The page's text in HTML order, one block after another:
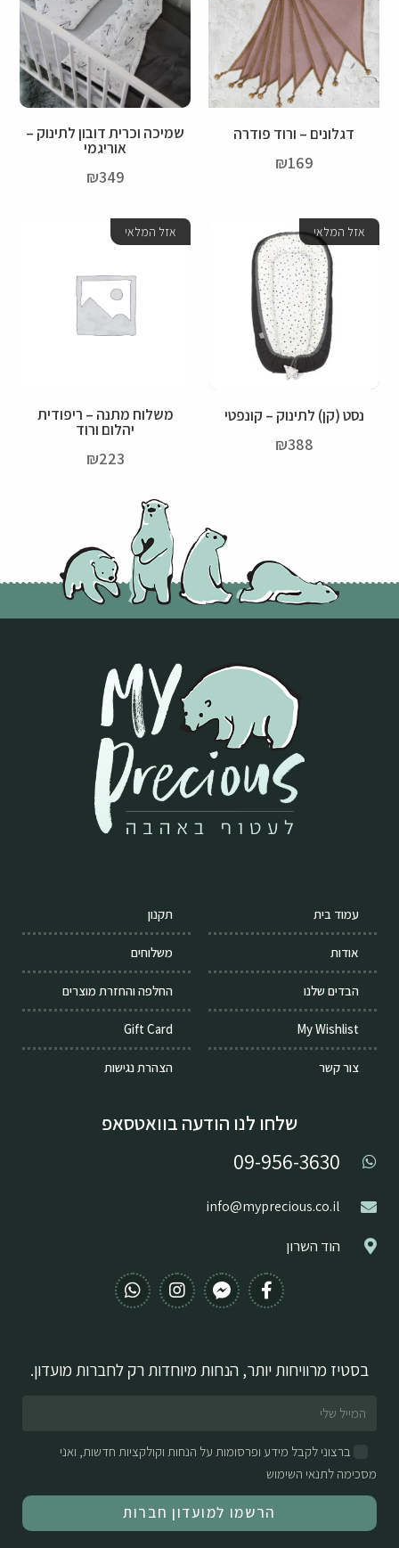
דגלונים – ורוד פודרה
₪169
שמיכה וכרית דובון לתינוק –
אוריגמי
₪349
אזל המלאי
נסט (קן) לתינוק – קונפטי
₪388
אזל המלאי
משלוח מתנה – ריפודית
יהלום ורוד
₪223
עמוד בית
אודות
הבדים שלנו
My Wishlist
צור קשר
תקנון
משלוחים
החלפה והחזרת מוצרים
Gift Card
הצהרת נגישות
שלחו לנו הודעה בוואטסאפ
09-956-3630
info@myprecious.co.il
הוד השרון
בסטיז מרוויחות יותר, הנחות מיוחדות רק לחברות מועדון.
ברצוני לקבל מידע ופרסומות על הנחות וקולקציות חדשות, ואני
מסכימה לתנאי השימוש
הרשמו למועדון חברות